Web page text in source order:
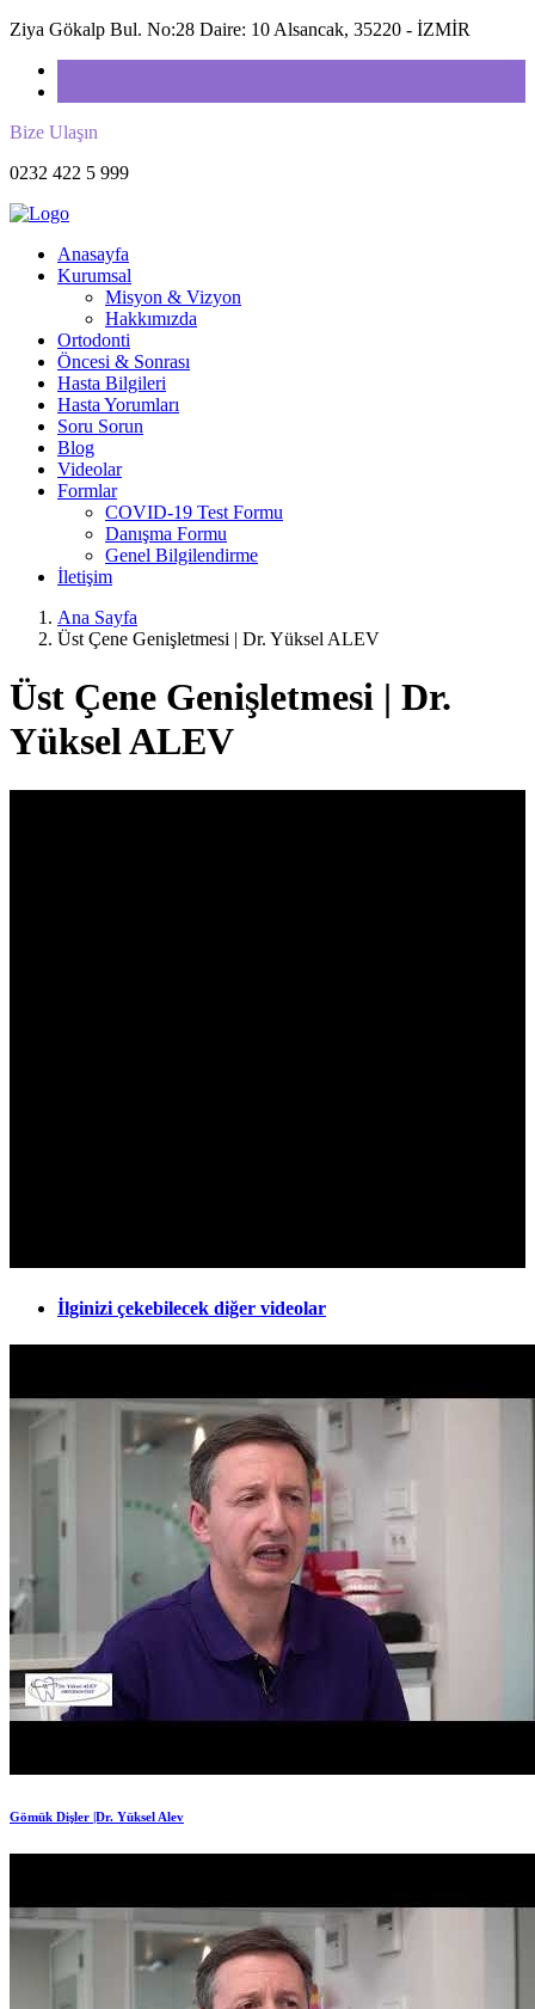
Ziya Gökalp Bul. No:28 Daire: 10 Alsancak, 35220 - İZMİR
Bize Ulaşın
0232 422 5 999
Anasayfa
Kurumsal
Misyon & Vizyon
Hakkımızda
Ortodonti
Öncesi & Sonrası
Hasta Bilgileri
Hasta Yorumları
Soru Sorun
Blog
Videolar
Formlar
COVID-19 Test Formu
Danışma Formu
Genel Bilgilendirme
İletişim
Ana Sayfa
Üst Çene Genişletmesi | Dr. Yüksel ALEV
Üst Çene Genişletmesi | Dr.
Yüksel ALEV
İlginizi çekebilecek diğer videolar
Gömük Dişler |Dr. Yüksel Alev